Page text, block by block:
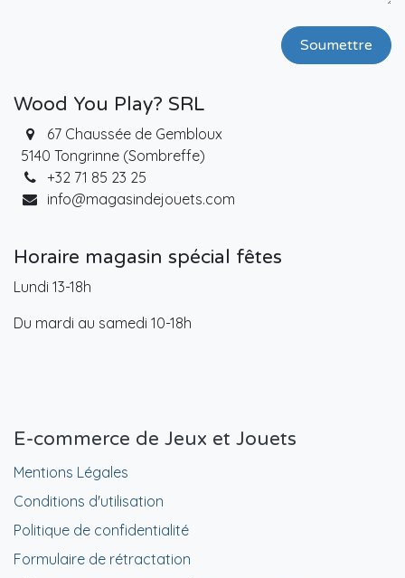
Soumettre
Wood You Play? SRL
67 Chaussée de Gembloux
5140 Tongrinne (Sombreffe)
+32 71 85 23 25
info@magasindejouets.com
Horaire magasin spécial fêtes
Lundi 13-18h
Du mardi au samedi 10-18h
E-commerce de Jeux et Jouets
Mentions Légales
Conditions d'utilisation
Politique de confidentialité
Formulaire de rétractation